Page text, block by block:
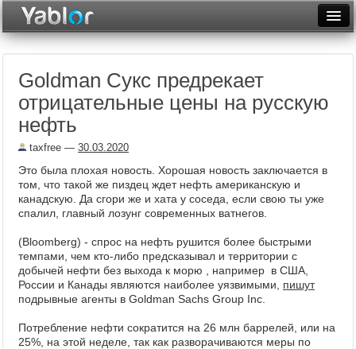
Неделя
Месяц
Архив
Фототоп
Видеотоп
Goldman Сукс предрекает
отрицательные цены на русскую
нефть
taxfree — 30.03.2020
Это была плохая новость. Хорошая новость заключается в
том, что такой же пиздец ждет нефть американскую и
канадскую. Да сгори же и хата у соседа, если свою ты уже
спалил, главный лозунг современных ватнегов.
(Bloomberg) - спрос на нефть рушится более быстрыми
темпами, чем кто-либо предсказывал и территории с
добычей нефти без выхода к морю , например в США,
России и Канады являются наиболее уязвимыми, пишут
подрывные агенты в Goldman Sachs Group Inc.
Потребление нефти сократится на 26 млн баррелей, или на
25%, на этой неделе, так как разворачиваются меры по